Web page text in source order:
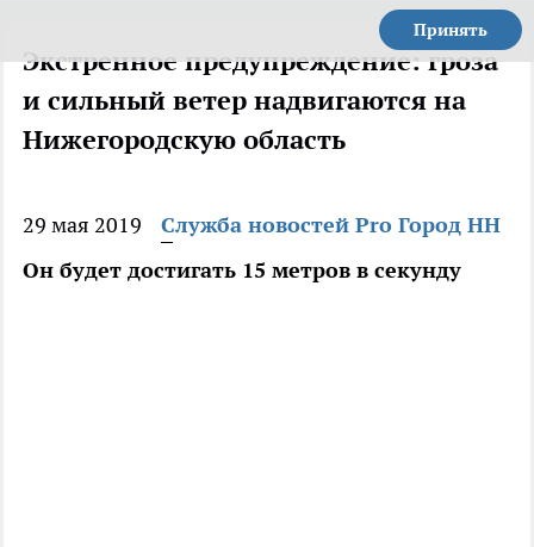
Принять
Экстренное предупреждение: гроза
и сильный ветер надвигаются на
Нижегородскую область
29 мая 2019
Служба новостей Pro Город НН
Он будет достигать 15 метров в секунду